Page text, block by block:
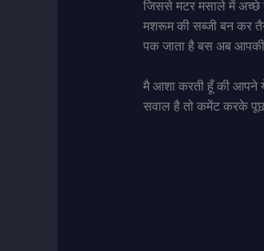
जिससे मटर मसाले में अच्छे
मशरूम की सब्जी बन कर
पक जाता है बस अब आपकी
मै आशा करती हूँ की आपने ये
सवाल है तो कमेंट करके